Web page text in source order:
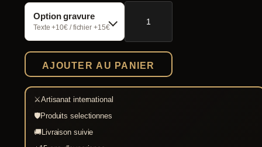
Option gravure
Texte +10€ / fichier +15€
quantité
Bacinet
bec
1
mm
AJOUTER AU PANIER
⚔Artisanat international
🛡Produits selectionnes
🚚Livraison suivie